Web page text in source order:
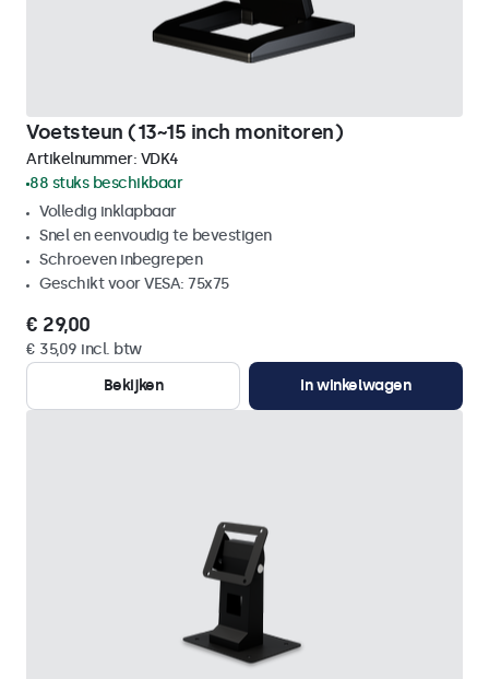
Voetsteun (13~15 inch monitoren)
Artikelnummer: VDK4
88 stuks beschikbaar
Volledig inklapbaar
Snel en eenvoudig te bevestigen
Schroeven inbegrepen
Geschikt voor VESA: 75x75
€ 29,00
€ 35,09 incl. btw
Bekijken
In winkelwagen